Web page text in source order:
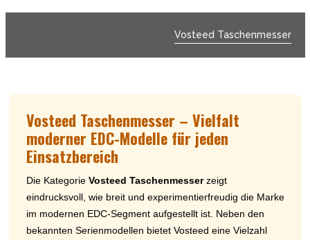
Vosteed Taschenmesser
Vosteed Taschenmesser – Vielfalt
moderner EDC-Modelle für jeden
Einsatzbereich
Die Kategorie Vosteed Taschenmesserzeigt
eindrucksvoll, wie breit und experimentierfreudig die Marke
im modernen EDC-Segment aufgestellt ist. Neben den
bekannten Serienmodellen bietet Vosteed eine Vielzahl